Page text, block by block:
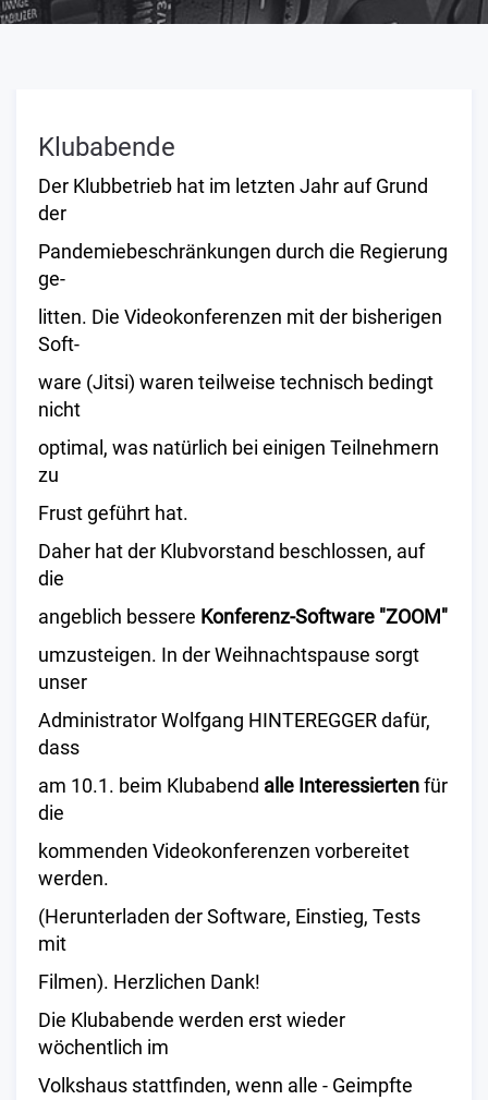
Klubabende
Der Klubbetrieb hat im letzten Jahr auf Grund
der
Pandemiebeschränkungen durch die Regierung
ge-
litten. Die Videokonferenzen mit der bisherigen
Soft-
ware (Jitsi) waren teilweise technisch bedingt
nicht
optimal, was natürlich bei einigen Teilnehmern
zu
Frust geführt hat.
Daher hat der Klubvorstand beschlossen, auf
die
angeblich bessere Konferenz-Software "ZOOM"
umzusteigen. In der Weihnachtspause sorgt
unser
Administrator Wolfgang HINTEREGGER dafür,
dass
am 10.1. beim Klubabend alle Interessiertenfür
die
kommenden Videokonferenzen vorbereitet
werden.
(Herunterladen der Software, Einstieg, Tests
mit
Filmen). Herzlichen Dank!
Die Klubabende werden erst wieder
wöchentlich im
Volkshaus stattfinden, wenn alle - Geimpfte